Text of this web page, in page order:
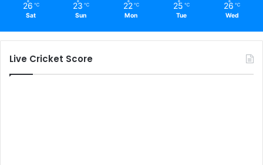
26 ℃
Sat
23 ℃
Sun
22 ℃
Mon
25 ℃
Tue
26 ℃
Wed
Live Cricket Score